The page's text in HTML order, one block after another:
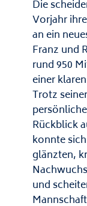
Die
Vorjahr
an ein
Franz und
rund 950
einer
Trotz
Rückblick
konnte
glänzten,
und